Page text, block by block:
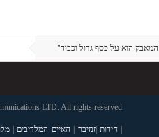
הוא על כסף גדול וכבוד"
LTD. All rights reserved
| חידות |זנזיבר | האיים המלדיבים |